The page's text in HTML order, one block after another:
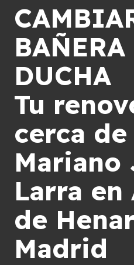
BAÑERA
DUCHA
Tu
cerca
Mariano
Larra en
de
Madrid